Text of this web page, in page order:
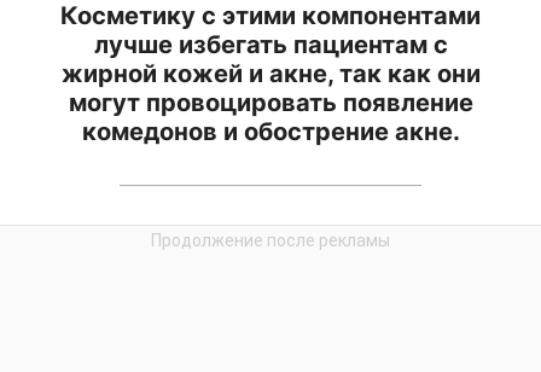
Косметику с этими компонентами
лучше избегать пациентам с
жирной кожей и акне, так как они
могут провоцировать появление
комедонов и обострение акне.